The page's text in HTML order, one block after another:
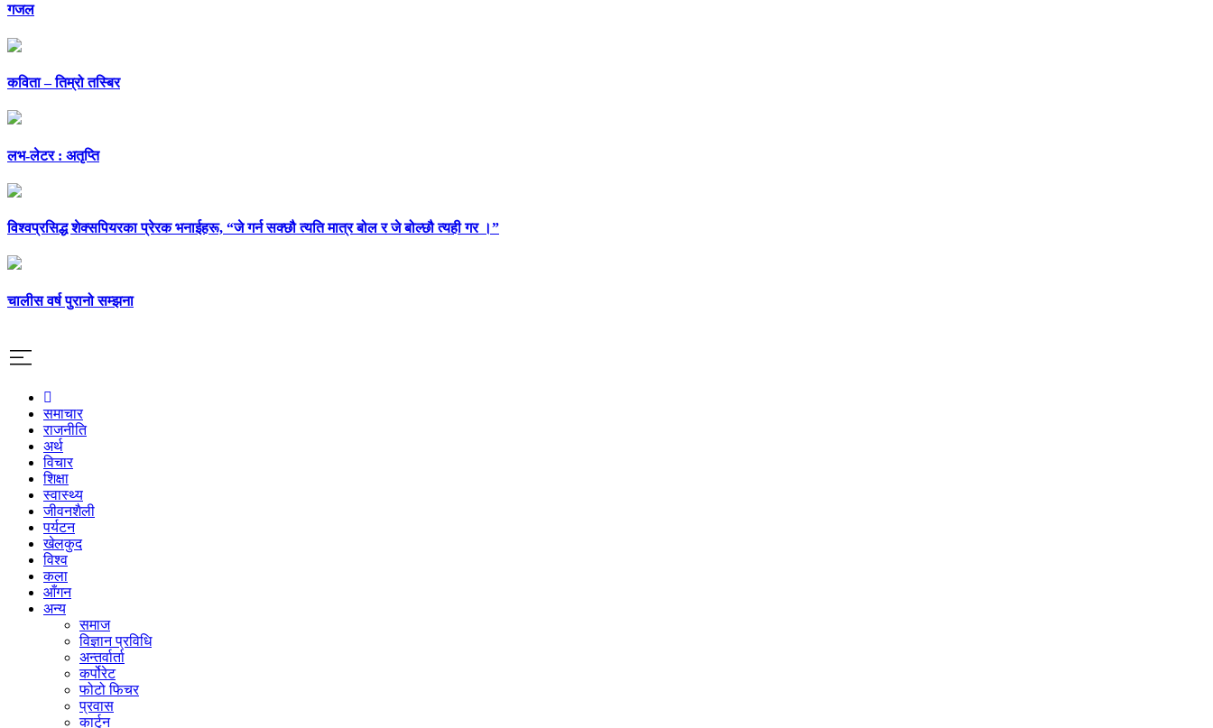
गजल
कविता – तिम्रो तस्बिर
लभ-लेटर : अतृप्ति
विश्वप्रसिद्ध शेक्सपियरका प्रेरक भनाईहरू, “जे गर्न सक्छौ त्यति मात्र बोल र जे बोल्छौ त्यही गर ।”
चालीस वर्ष पुरानो सम्झना
समाचार
राजनीति
अर्थ
विचार
शिक्षा
स्वास्थ्य
जीवनशैली
पर्यटन
खेलकुद
विश्व
कला
आँगन
अन्य
समाज
विज्ञान प्रविधि
अन्तर्वार्ता
कर्पोरेट
फोटो फिचर
प्रवास
कार्टुन